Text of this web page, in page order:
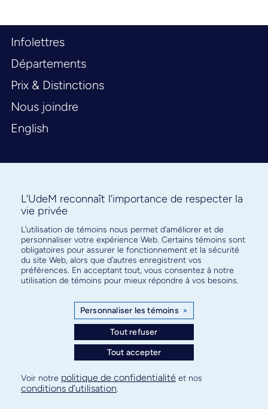
Infolettres
Départements
Prix & Distinctions
Nous joindre
English
Abonnez-vous à notre infolettre
pour connaître l’actualité facultaire
Plan de site
Confidentialité
L’UdeM reconnaît l’importance de respecter la
vie privée
L’utilisation de témoins nous permet d’améliorer et de
personnaliser votre expérience Web. Certains témoins sont
obligatoires pour assurer le fonctionnement et la sécurité
du site Web, alors que d’autres enregistrent vos
préférences. En acceptant tout, vous consentez à notre
utilisation de témoins pour mieux répondre à vos besoins.
Personnaliser les témoins >
Tout refuser
Tout accepter
Voir notre politique de confidentialité et nos
conditions d’utilisation.